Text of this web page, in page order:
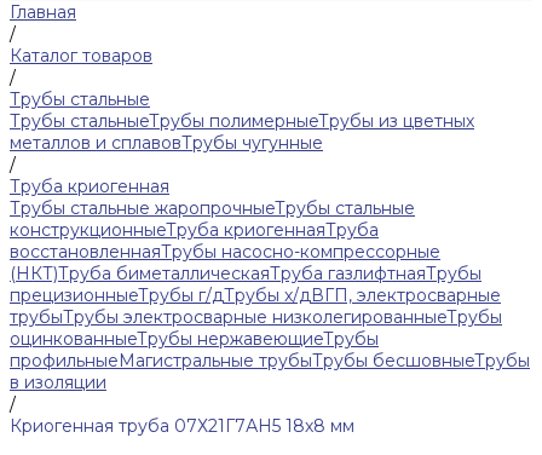
Главная
/
Каталог товаров
/
Трубы стальные
Трубы стальныеТрубы полимерныеТрубы из цветных
металлов и сплавовТрубы чугунные
/
Труба криогенная
Трубы стальные жаропрочныеТрубы стальные
конструкционныеТруба криогеннаяТруба
восстановленнаяТрубы насосно-компрессорные
(НКТ)Труба биметаллическаяТруба газлифтнаяТрубы
прецизионныеТрубы г/дТрубы х/дВГП, электросварные
трубыТрубы электросварные низколегированныеТрубы
оцинкованныеТрубы нержавеющиеТрубы
профильныеМагистральные трубыТрубы бесшовныеТрубы
в изоляции
/
Криогенная труба 07Х21Г7АН5 18х8 мм